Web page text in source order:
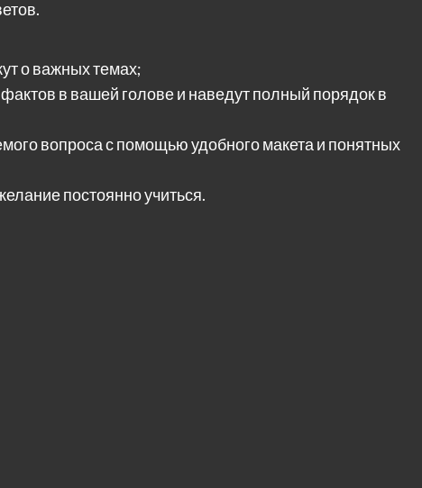
о важных темах;
в вашей голове и наведут полный порядок в
вопроса с помощью удобного макета и понятных
постоянно учиться.